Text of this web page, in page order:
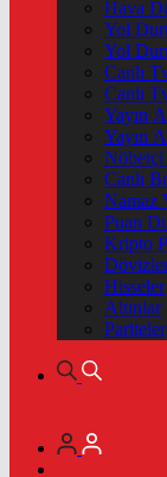
Hava
Yol
Yol
Canlı
Canlı
Yayın
Yayın
Nöbetçi
Canlı
Namaz
Puan
Kripto
Hisseler
Altınlar
Pariteler